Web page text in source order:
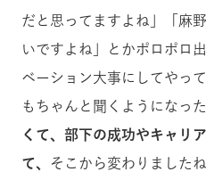
だと思ってますよね」「麻
いですよね」とかポロポロ
ベーション大事にしてやっ
もちゃんと聞くようになった
くて、部下の成功やキャリ
て、
そこから変わりました